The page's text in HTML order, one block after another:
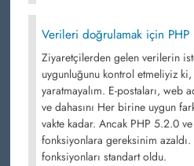
Verileri doğrulamak için
Ziyaretçilerden gelen verilerin
uygunluğunu kontrol etmeliyiz ki,
yaratmayalım. E-postaları,
ve dahasını Her birine uygun
vakte kadar. Ancak PHP 5.2.0
fonksiyonlara gereksinim
fonksiyonları standart oldu.